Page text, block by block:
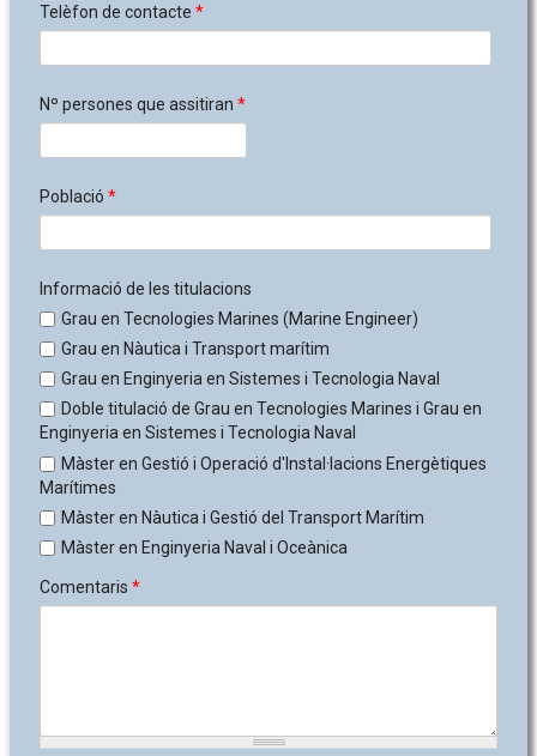
Telèfon de contacte *
Nº persones que assitiran *
Població *
Informació de les titulacions
Grau en Tecnologies Marines (Marine Engineer)
Grau en Nàutica i Transport marítim
Grau en Enginyeria en Sistemes i Tecnologia Naval
Doble titulació de Grau en Tecnologies Marines i Grau en
Enginyeria en Sistemes i Tecnologia Naval
Màster en Gestió i Operació d'Instal·lacions Energètiques
Marítimes
Màster en Nàutica i Gestió del Transport Marítim
Màster en Enginyeria Naval i Oceànica
Comentaris *